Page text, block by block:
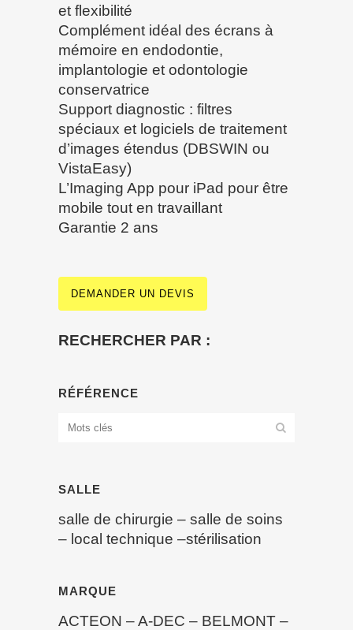
et flexibilité
Complément idéal des écrans à
mémoire en endodontie,
implantologie et odontologie
conservatrice
Support diagnostic : filtres
spéciaux et logiciels de traitement
d’images étendus (DBSWIN ou
VistaEasy)
L’Imaging App pour iPad pour être
mobile tout en travaillant
Garantie 2 ans
DEMANDER UN DEVIS
RECHERCHER PAR :
RÉFÉRENCE
SALLE
salle de chirurgie – salle de soins
– local technique –stérilisation
MARQUE
ACTEON –A-DEC – BELMONT –